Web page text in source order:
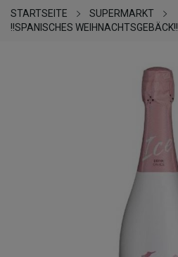
STARTSEITE
SUPERMARKT
!!SPANISCHES WEIHNACHTSGEBÄCK!!